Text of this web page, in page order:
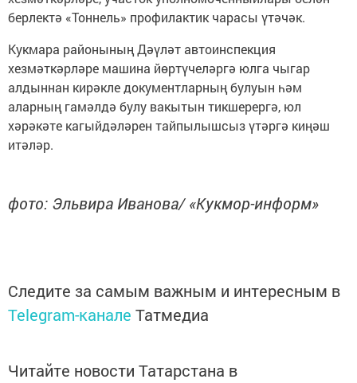
берлектә «Тоннель» профилактик чарасы үтәчәк.
Кукмара районының Дәүләт автоинспекция
хезмәткәрләре машина йөртүчеләргә юлга чыгар
алдыннан кирәкле документларның булуын һәм
аларның гамәлдә булу вакытын тикшерергә, юл
хәрәкәте кагыйдәләрен тайпылышсыз үтәргә киңәш
итәләр.
фото: Эльвира Иванова/ «Кукмор-информ»
Следите за самым важным и интересным в
Telegram-канале Татмедиа
Читайте новости Татарстана в